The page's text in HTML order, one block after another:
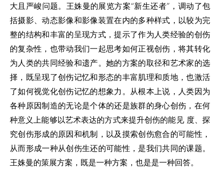
大且严峻问题。王姝曼的展览方案“新生还者”，调动了包
括摄影、动态影像和影像装置在内的多种样式，以较为完
整的结构和丰富的呈现方式，提示了作为人类经验的创伤
的复杂性，也带动我们一起思考如何正视创伤，将其转化
为人类的共同经验和遗产。她的方案的取径和艺术家的选
择，既呈现了创伤记忆和形态的丰富肌理和质地，也激活
了如何视觉化创伤记忆的想象力。从根本上说，人类因为
各种原因制造的无论是个体的还是族群的身心创伤，在何
种意义上能够以艺术表达的方式来提升创伤的能见 度、探
究创伤形成的原因和机制，以及摸索创伤愈合的可能性，
从而形成一种从创伤生还的可能性，是我们共同的课题。
王姝曼的策展方案，既是一种方案，也是是一种回答。